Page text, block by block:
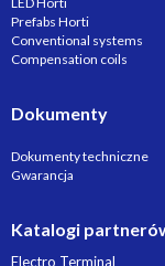
Prefabs Horti
Conventional systems
Compensation coils
Dokumenty
Dokumenty techniczne
Gwarancja
Katalogi
Electro Terminal